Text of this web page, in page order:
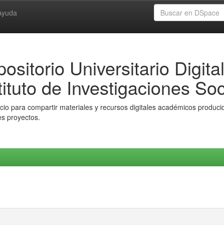
Universitario Digital
de Investigaciones
para compartir materiales y recursos digitales académicos
proyectos.